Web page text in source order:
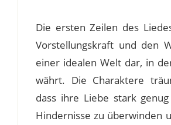
Die ersten Zeilen des
Vorstellungskraft und den
einer idealen Welt dar, in
währt. Die Charaktere
dass ihre Liebe stark
Hindernisse zu überwinden